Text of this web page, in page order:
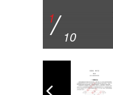
1/ 10
2/ 10
3/ 10
4/ 10
5/ 10
6/ 10
7/ 10
8/ 10
9/ 10
10
/ 10